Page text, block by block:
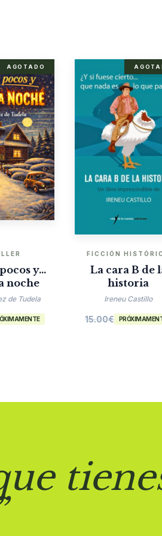
AGOTADO
y…
noche
de Tudela
FICCIÓN
La cara B de
historia
Ireneu Castillo
15.00€